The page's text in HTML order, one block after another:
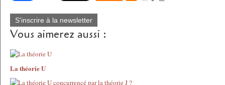
S'inscrire à la newsletter
Vous aimerez aussi :
La théorie U